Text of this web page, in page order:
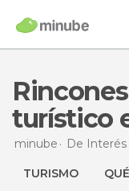
Rincones de interés
turístico
minube De Interés
TURISMO